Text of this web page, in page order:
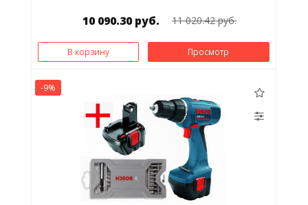
10 090.30 руб. 11 020.42 руб.
В корзину Просмотр
-9%